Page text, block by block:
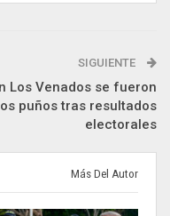
SIGUIENTE
Los Venados se fueron
puños tras resultados
electorales
Más Del Autor